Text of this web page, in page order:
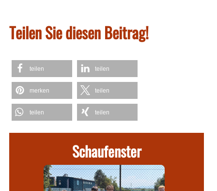
Teilen Sie diesen Beitrag!
teilen teilen
merken teilen
teilen teilen
Schaufenster